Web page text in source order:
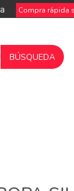
Compra rápida